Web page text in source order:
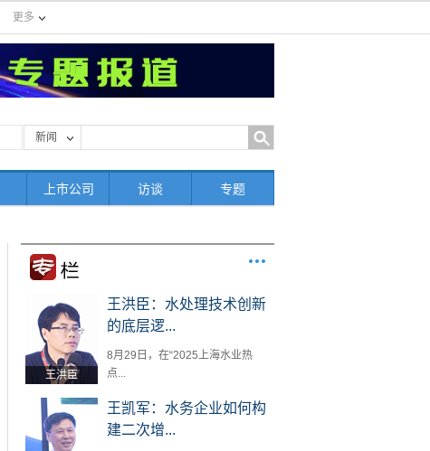
更多
新闻
上市公司 访谈 专题
王洪臣
王洪臣：水处理技术创新
的底层逻...
8月29日，在“2025上海水业热
点...
王凯军：水务企业如何构
建二次增...